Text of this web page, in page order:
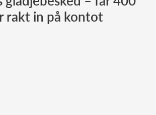
Norska kungahuset
rakt in på kontot